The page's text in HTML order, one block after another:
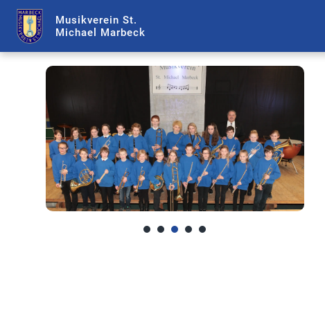
Musikverein St.
Michael Marbeck